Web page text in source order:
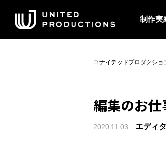
制作実
ユナイテッドプロダクショ
編集のお仕
2020.11.03 エディ